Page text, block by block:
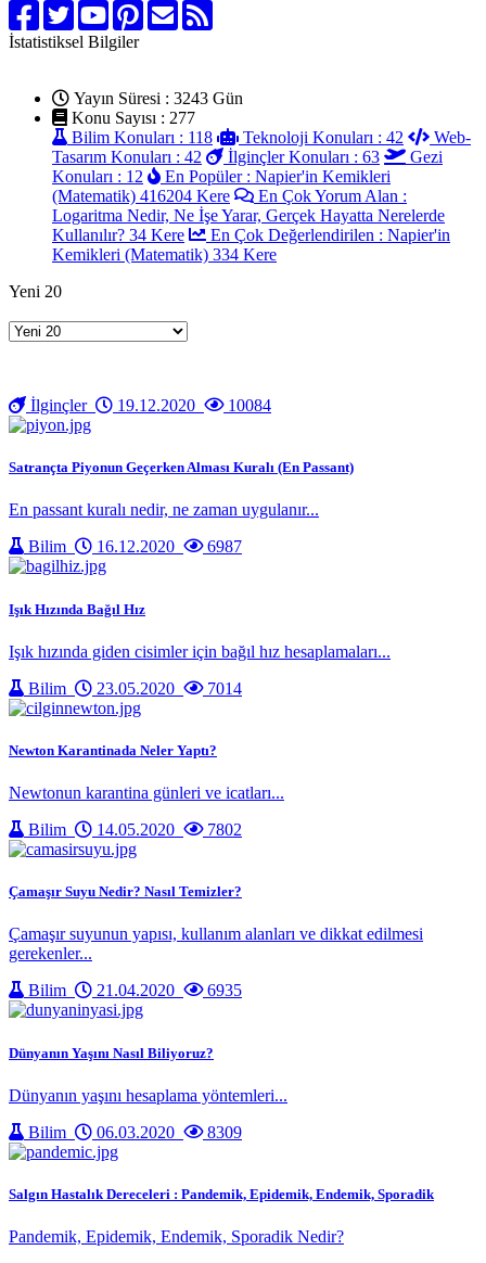
İstatistiksel Bilgiler
Yayın Süresi : 3243 Gün
Konu Sayısı : 277
Bilim Konuları : 118
Teknoloji Konuları : 42
Web-
Tasarım Konuları : 42
İlginçler Konuları : 63
Gezi
Konuları : 12
En Popüler : Napier'in Kemikleri
(Matematik) 416204 Kere
En Çok Yorum Alan :
Logaritma Nedir, Ne İşe Yarar, Gerçek Hayatta Nerelerde
Kullanılır? 34 Kere
En Çok Değerlendirilen : Napier'in
Kemikleri (Matematik) 334 Kere
Yeni 20
İlginçler 19.12.2020 10084
Satrançta Piyonun Geçerken Alması Kuralı (En Passant)
En passant kuralı nedir, ne zaman uygulanır...
Bilim
16.12.2020 6987
Işık Hızında Bağıl Hız
Işık hızında giden cisimler için bağıl hız hesaplamaları...
Bilim
23.05.2020 7014
Newton Karantinada Neler Yaptı?
Newtonun karantina günleri ve icatları...
Bilim
14.05.2020 7802
Çamaşır Suyu Nedir? Nasıl Temizler?
Çamaşır suyunun yapısı, kullanım alanları ve dikkat edilmesi
gerekenler...
Bilim
21.04.2020 6935
Dünyanın Yaşını Nasıl Biliyoruz?
Dünyanın yaşını hesaplama yöntemleri...
Bilim
06.03.2020 8309
Salgın Hastalık Dereceleri : Pandemik, Epidemik, Endemik, Sporadik
Pandemik, Epidemik, Endemik, Sporadik Nedir?